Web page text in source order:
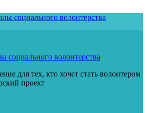
волонтерства
для тех, кто хочет стать волонтером
проект